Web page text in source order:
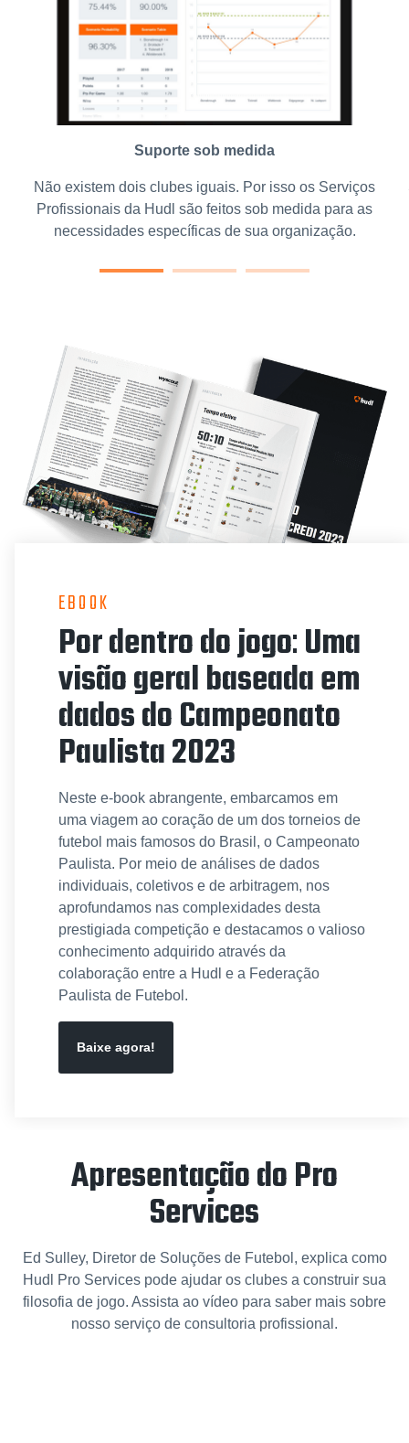
Suporte sob medida
Não existem dois clubes iguais. Por isso os Serviços
Profissionais da Hudl são feitos sob medida para as
necessidades específicas de sua organização.
EBOOK
Por dentro do jogo:Uma
visão geral baseada em
dados do Campeonato
Paulista 2023
Neste e-book abrangente, embarcamos em
uma viagem ao coração de um dos torneios de
futebol mais famosos do Brasil, o Campeonato
Paulista. Por meio de análises de dados
individuais, coletivos e de arbitragem, nos
aprofundamos nas complexidades desta
prestigiada competição e destacamos o valioso
conhecimento adquirido através da
colaboração entre a Hudl e a Federação
Paulista de Futebol.
Baixe agora!
Apresentação do Pro
Services
Ed Sulley, Diretor de Soluções de Futebol, explica como
Hudl Pro Services pode ajudar os clubes a construir sua
filosofia de jogo. Assista ao vídeo para saber mais sobre
nosso serviço de consultoria profissional.